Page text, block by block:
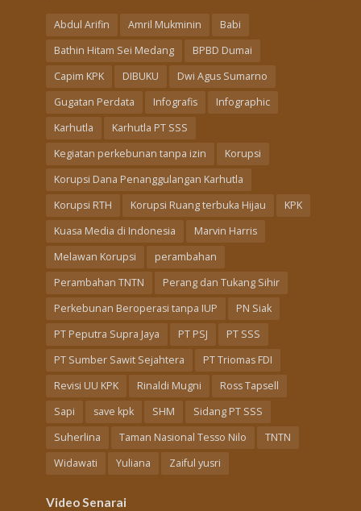
Abdul Arifin Amril Mukminin
Babi
Bathin Hitam Sei Medang
BPBD Dumai
Capim KPK
DIBUKU
Dwi Agus Sumarno
Gugatan Perdata
Infografis
Infographic
Karhutla
Karhutla PT SSS
Kegiatan perkebunan tanpa izin
Korupsi
Korupsi Dana Penanggulangan Karhutla
Korupsi RTH
Korupsi Ruang terbuka Hijau
KPK
Kuasa Media di Indonesia
Marvin Harris
Melawan Korupsi
perambahan
Perambahan TNTN
Perang dan Tukang Sihir
Perkebunan Beroperasi tanpa IUP
PN Siak
PT Peputra Supra Jaya
PT PSJ
PT SSS
PT Sumber Sawit Sejahtera
PT Triomas FDI
Revisi UU KPK
Rinaldi Mugni
Ross Tapsell
Sapi
save kpk SHM
Sidang PT SSS
Suherlina
Taman Nasional Tesso Nilo
TNTN
Widawati
Yuliana Zaiful yusri
Video Senarai